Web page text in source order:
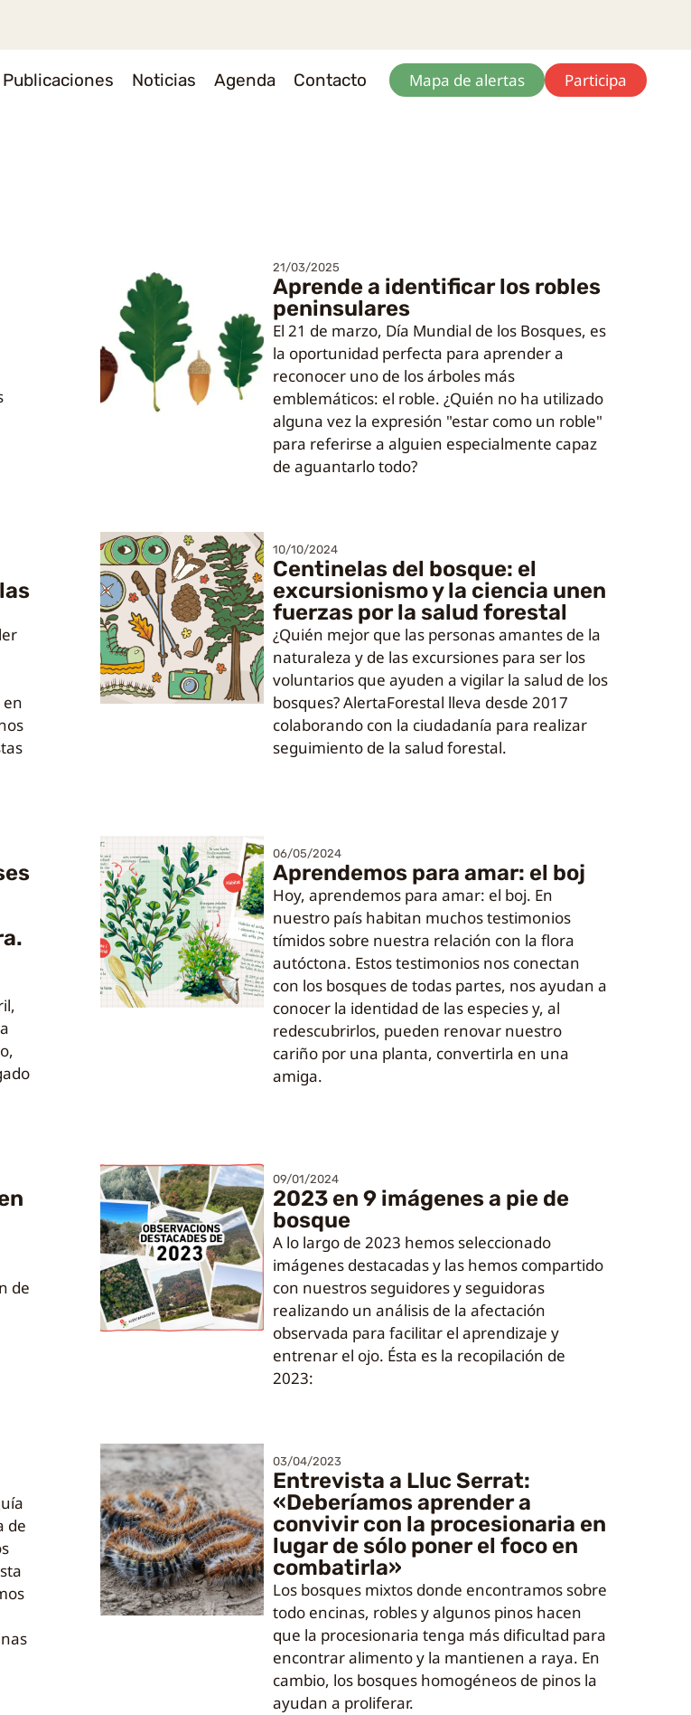
Publicaciones Noticias Agenda Contacto Mapa de alertas Participa
21/03/2025
Aprende a identificar los robles
peninsulares
El 21 de marzo, Día Mundial de los Bosques, es
la oportunidad perfecta para aprender a
reconocer uno de los árboles más
emblemáticos: el roble. ¿Quién no ha utilizado
alguna vez la expresión "estar como un roble"
para referirse a alguien especialmente capaz
de aguantarlo todo?
en
10/10/2024
Centinelas del bosque: el
excursionismo y la ciencia unen
fuerzas por la salud forestal
¿Quién mejor que las personas amantes de la
naturaleza y de las excursiones para ser los
voluntarios que ayuden a vigilar la salud de los
bosques? AlertaForestal lleva desde 2017
colaborando con la ciudadanía para realizar
seguimiento de la salud forestal.
06/05/2024
Aprendemos para amar: el boj
Hoy, aprendemos para amar: el boj. En
nuestro país habitan muchos testimonios
tímidos sobre nuestra relación con la flora
autóctona. Estos testimonios nos conectan
con los bosques de todas partes, nos ayudan a
conocer la identidad de las especies y, al
redescubrirlos, pueden renovar nuestro
cariño por una planta, convertirla en una
amiga.
de
09/01/2024
2023 en 9 imágenes a pie de
bosque
A lo largo de 2023 hemos seleccionado
imágenes destacadas y las hemos compartido
con nuestros seguidores y seguidoras
realizando un análisis de la afectación
observada para facilitar el aprendizaje y
entrenar el ojo. Ésta es la recopilación de
2023:
de
03/04/2023
Entrevista a Lluc Serrat:
«Deberíamos aprender a
convivir con la procesionaria en
lugar de sólo poner el foco en
combatirla»
Los bosques mixtos donde encontramos sobre
todo encinas, robles y algunos pinos hacen
que la procesionaria tenga más dificultad para
encontrar alimento y la mantienen a raya. En
cambio, los bosques homogéneos de pinos la
ayudan a proliferar.